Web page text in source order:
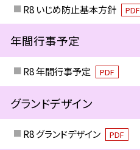
R8 いじめ防止基本方針 PDF
年間行事予定
R8 年間行事予定 PDF
グランドデザイン
R8 グランドデザイン PDF